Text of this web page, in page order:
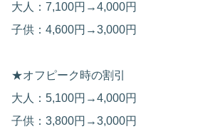
大人：7,100円→4,000円
子供：4,600円→3,000円
★オフピーク時の割引
大人：5,100円→4,000円
子供：3,800円→3,000円